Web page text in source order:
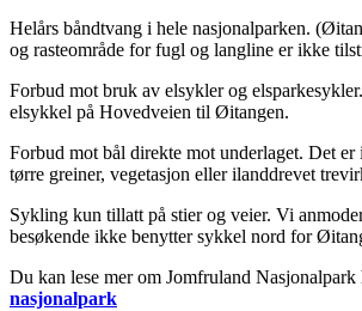
Helårs båndtvang i hele nasjonalparken.
og rasteområde for fugl og langline er ikke
Forbud mot bruk av elsykler og
elsykkel på Hovedveien til Øitangen.
Forbud mot bål direkte mot underlaget. Det
tørre greiner, vegetasjon eller ilanddrevet
Sykling kun tillatt på stier og veier. Vi
besøkende ikke benytter sykkel nord for
Du kan lese mer om Jomfruland Nasjonalpark
nasjonalpark